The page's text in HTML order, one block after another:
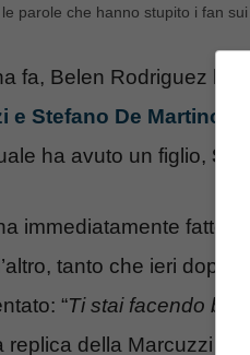
parole che hanno stupito i fan
fa, Belen Rodriguez ha
e Stefano De Martino
,
ha avuto un figlio,
immediatamente fatto
tanto che ieri dopo
“Ti stai facendo
replica della Marcuzzi